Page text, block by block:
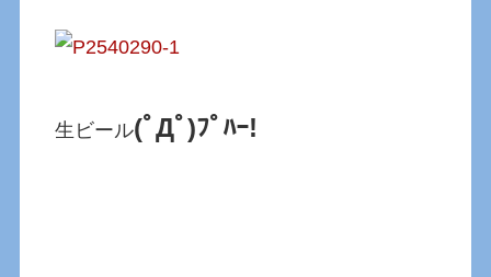
生ビール(ﾟДﾟ)ﾌﾟﾊｰ!